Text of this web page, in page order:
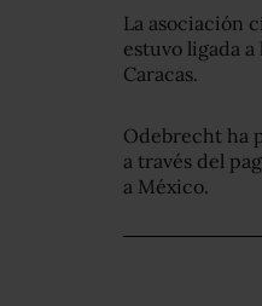
La asociación
estuvo ligada
Caracas.
Odebrecht ha
a través del
a México.